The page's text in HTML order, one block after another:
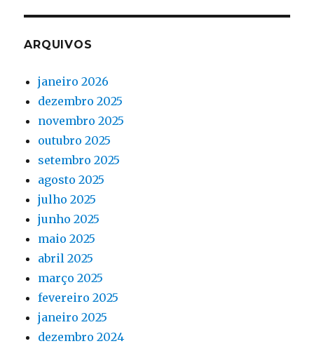
ARQUIVOS
janeiro 2026
dezembro 2025
novembro 2025
outubro 2025
setembro 2025
agosto 2025
julho 2025
junho 2025
maio 2025
abril 2025
março 2025
fevereiro 2025
janeiro 2025
dezembro 2024